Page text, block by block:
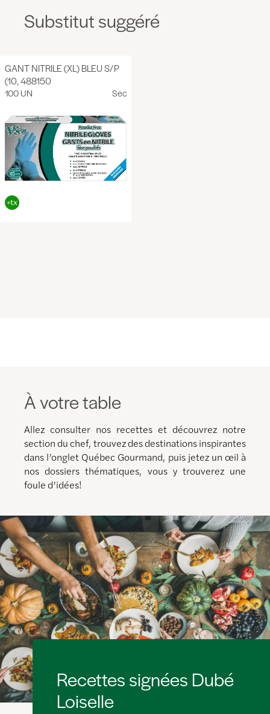
Substitut suggéré
GANT NITRILE (XL) BLEU S/P
(10, 488150
100 UN Sec
À votre table
Allez consulter nos recettes et découvrez notre
section du chef, trouvez des destinations inspirantes
dans l’onglet Québec Gourmand, puis jetez un œil à
nos dossiers thématiques, vous y trouverez une
foule d’idées!
Recettes signées Dubé
Loiselle